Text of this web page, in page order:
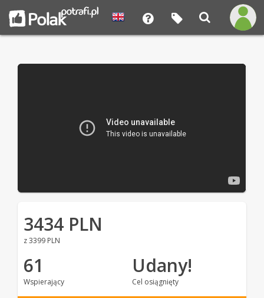
3434 PLN
z 3399 PLN
61
Wspierający
Udany!
Cel osiągnięty